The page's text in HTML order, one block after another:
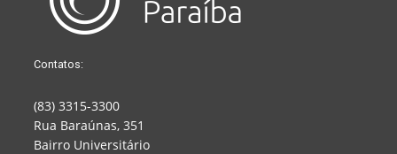
Contatos:
(83) 3315-3300
Rua Baraúnas, 351
Bairro Universitário